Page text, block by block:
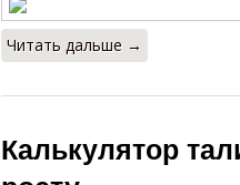
Читать дальше →
Калькулятор